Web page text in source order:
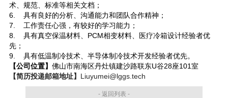
术、规范、标准等相关文档；
6. 具有良好的分析、沟通能力和团队合作精神；
7. 工作责任心强，有较好的学习能力；
8. 具有真空保温材料、PCM相变材料、医疗冷箱设计经验者优
先；
9. 具有低温制冷技术、半导体制冷技术开发经验者优先。
【公司位置】 佛山市南海区丹灶镇建沙路联东U谷28座101室
【简历投递邮箱地址】 Liuyumei@lggs.tech
- 返回列表 -